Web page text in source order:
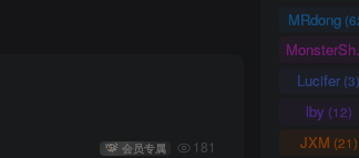
会员专属 181
MRdong
Lucifer(3)
lby (12)
JXM (21)